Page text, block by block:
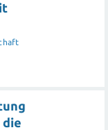
die